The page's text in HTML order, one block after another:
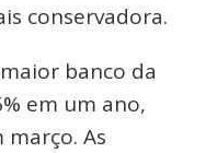
conservadora.
banco da
em um ano,
março. As